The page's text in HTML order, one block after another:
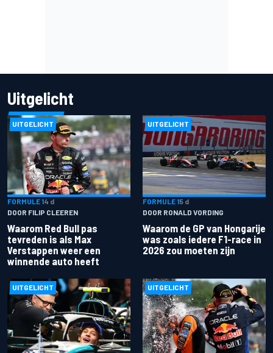
Uitgelicht
UITGELICHT
FORMULE 14 d
DOOR FILIP CLEEREN
Waarom Red Bull pas
tevreden is als Max
Verstappen weer een
winnende auto heeft
UITGELICHT
FORMULE 15 d
DOOR RONALD VORDING
Waarom de GP van Hongarije
was zoals iedere F1-race in
2026 zou moeten zijn
UITGELICHT UITGELICHT